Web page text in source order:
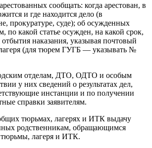
сообщать: когда арестован, в
и где находится дело (в
прокуратуре, суде); об осужденных
по какой статье осужден, на какой срок,
наказания, указывая почтовый
(для тюрем ГУГБ — указывать №
отделам, ДТО, ОДТО и особым
у них сведений о результатах дел,
инстанции и по получении
справки заявителям.
тюрьмах, лагерях и ИТК выдачу
родственникам, обращающимся
тюрьмы, лагеря и ИТК.